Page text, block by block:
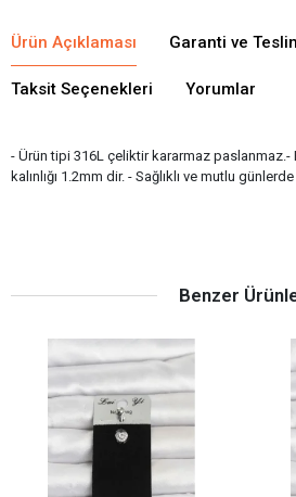
Ürün Açıklaması Garanti ve
Taksit Seçenekleri Yorumlar
- Ürün tipi 316L çeliktir kararmaz paslanmaz.-
kalınlığı 1.2mm dir. - Sağlıklı ve mutlu
Benzer